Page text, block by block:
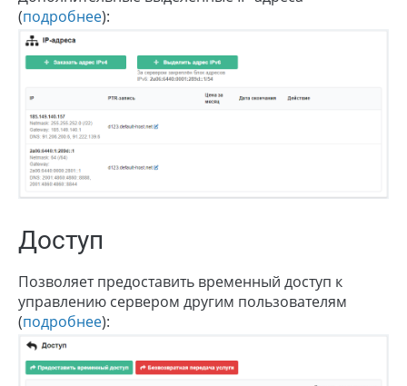
(подробнее):
Доступ
Позволяет предоставить временный доступ к
управлению сервером другим пользователям
(подробнее):